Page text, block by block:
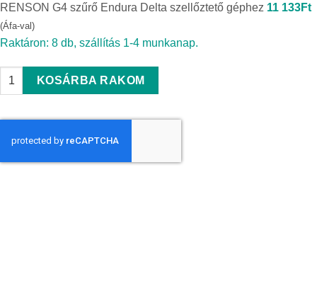
RENSON G4 szűrő Endura Delta szellőztető géphez 11 133Ft
(Áfa-val)
Raktáron: 8 db, szállítás 1-4 munkanap.
RENSON G4 szűrő Endura Delta szellőztető géphez quantity
KOSÁRBA RAKOM